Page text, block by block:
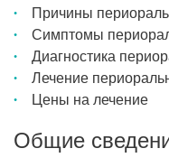
Причины
Симптомы
Диагностика
Лечение
Цены на лечение
Общие